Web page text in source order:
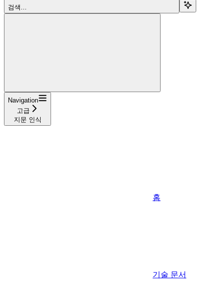
검색...
Navigation
고급
지문 인식
홈
기술 문서